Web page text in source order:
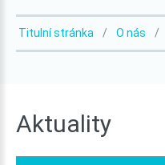
Titulní stránka O nás
Aktuality